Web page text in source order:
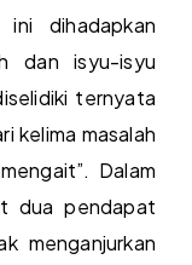
dihadapkan
dan isyu-isyu
ternyata
kelima masalah
Dalam
dua pendapat
menganjurkan